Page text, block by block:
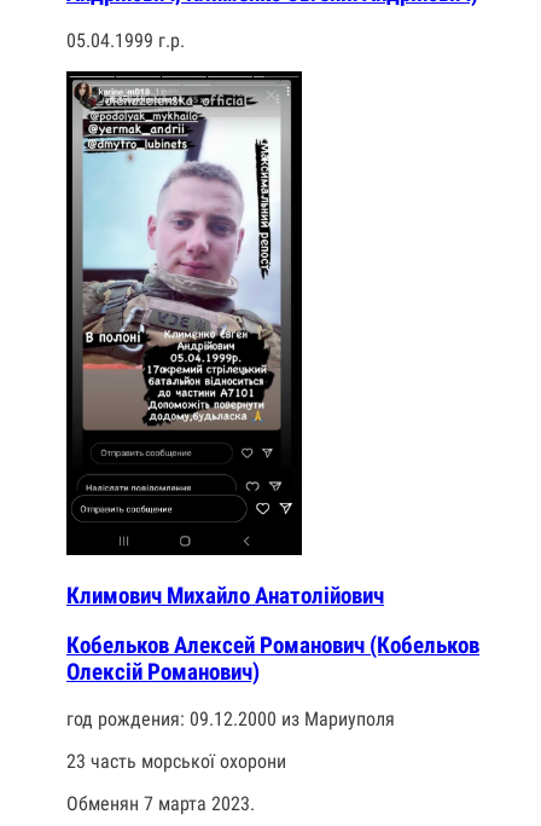
05.04.1999 г.р.
Климович Михайло Анатолійович
Кобельков Алексей Романович (Кобельков
Олексій Романович)
год рождения: 09.12.2000 из Мариуполя
23 часть морської охорони
Обменян 7 марта 2023.